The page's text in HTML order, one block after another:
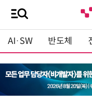
AI·SW 반도체